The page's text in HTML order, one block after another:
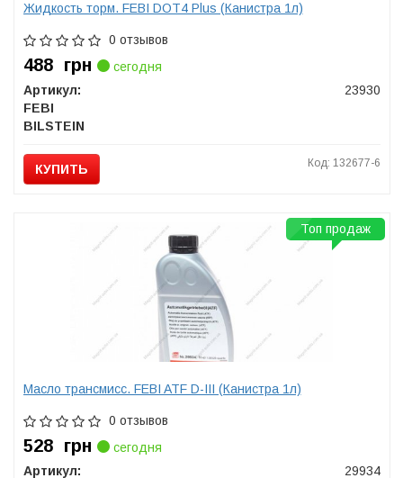
Жидкость торм. FEBI DOT4 Plus (Канистра 1л)
0 отзывов
488 грн
сегодня
Артикул:
23930
FEBI
BILSTEIN
КУПИТЬ Код: 132677-6
Масло трансмисс. FEBI ATF D-III (Канистра 1л)
0 отзывов
528 грн
сегодня
Артикул:
29934
Топ продаж